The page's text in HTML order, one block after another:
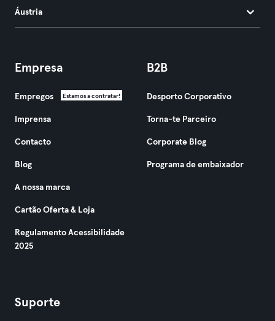
Áustria
Empresa
Empregos Estamos a contratar!
Imprensa
Contacto
Blog
A nossa marca
Cartão Oferta & Loja
Regulamento Acessibilidade
2025
B2B
Desporto Corporativo
Torna-te Parceiro
Corporate Blog
Programa de embaixador
Suporte